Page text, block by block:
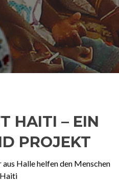
HAITI – EIN
PROJEKT
Halle helfen den Menschen